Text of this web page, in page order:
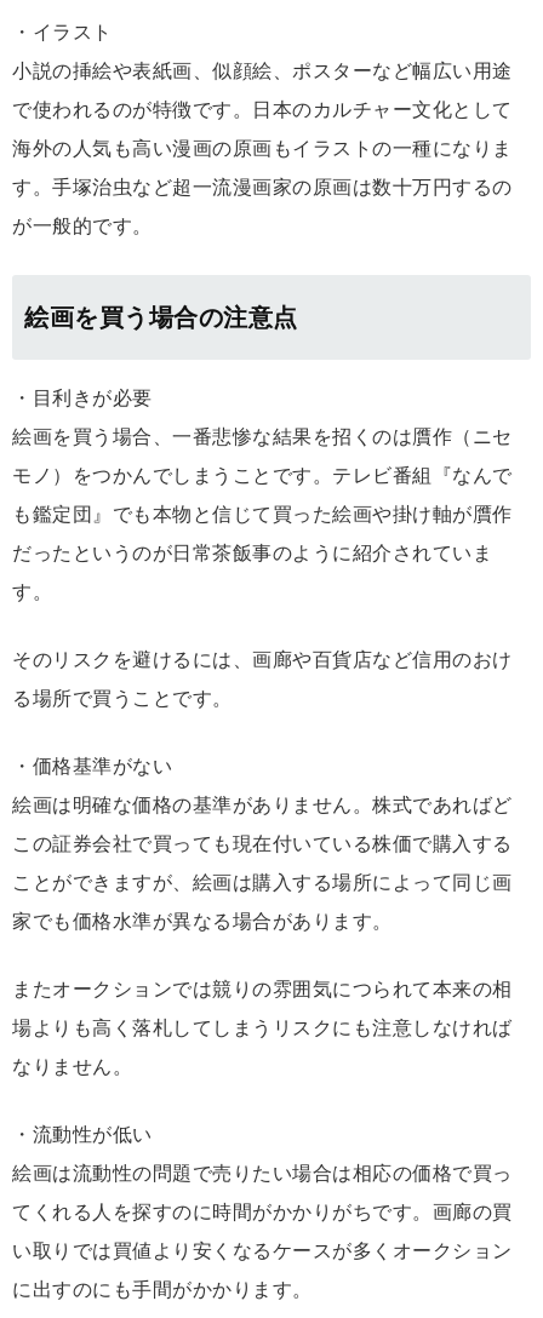
・イラスト
小説の挿絵や表紙画、似顔絵、ポスターなど幅広い用途
で使われるのが特徴です。日本のカルチャー文化として
海外の人気も高い漫画の原画もイラストの一種になりま
す。手塚治虫など超一流漫画家の原画は数十万円するの
が一般的です。
絵画を買う場合の注意点
・目利きが必要
絵画を買う場合、一番悲惨な結果を招くのは贋作（ニセ
モノ）をつかんでしまうことです。テレビ番組『なんで
も鑑定団』でも本物と信じて買った絵画や掛け軸が贋作
だったというのが日常茶飯事のように紹介されていま
す。
そのリスクを避けるには、画廊や百貨店など信用のおけ
る場所で買うことです。
・価格基準がない
絵画は明確な価格の基準がありません。株式であればど
この証券会社で買っても現在付いている株価で購入する
ことができますが、絵画は購入する場所によって同じ画
家でも価格水準が異なる場合があります。
またオークションでは競りの雰囲気につられて本来の相
場よりも高く落札してしまうリスクにも注意しなければ
なりません。
・流動性が低い
絵画は流動性の問題で売りたい場合は相応の価格で買っ
てくれる人を探すのに時間がかかりがちです。画廊の買
い取りでは買値より安くなるケースが多くオークション
に出すのにも手間がかかります。